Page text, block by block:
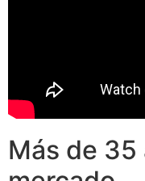
Más de 35